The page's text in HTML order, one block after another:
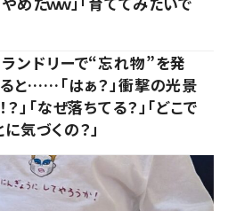
ランドリーで“忘れ物”を発
ると……「はぁ？」衝撃の光景
？」「なぜ落ちてる？」「どこで
気づくの？」